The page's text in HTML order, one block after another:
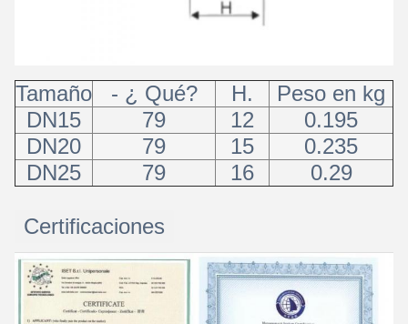
Tamaño - ¿ Qué? H.
Peso en kg
DN15
79 12
0.195
DN20
79 15
0.235
DN25
79 16 0.29
Certificaciones